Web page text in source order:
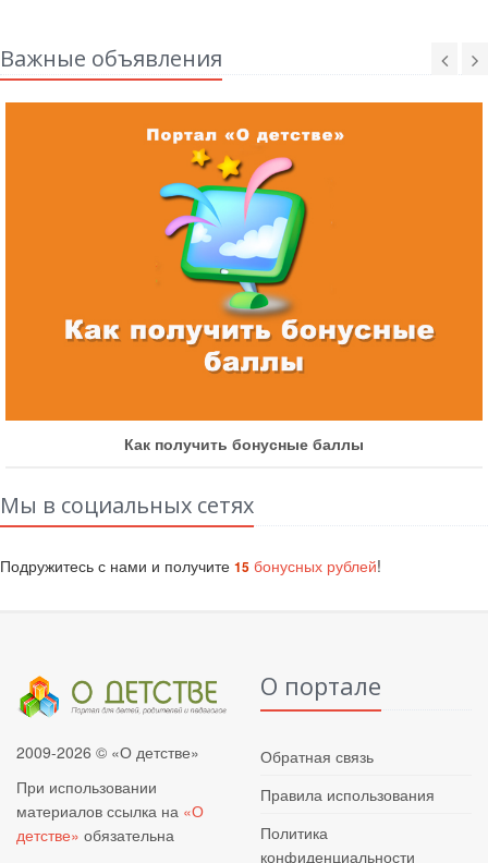
Важные объявления
Как получить бонусные баллы
Мы в социальных сетях
Подружитесь с нами и получите 15 бонусных рублей!
2009-2026 © «О детстве»
При использовании
материалов ссылка на «О
детстве» обязательна
О портале
Обратная связь
Правила использования
Политика
конфиденциальности